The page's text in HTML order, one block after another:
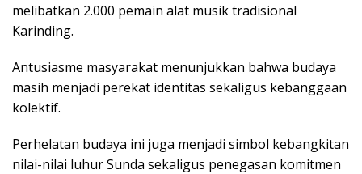
melibatkan 2.000 pemain alat musik tradisional
Karinding.
Antusiasme masyarakat menunjukkan bahwa budaya
masih menjadi perekat identitas sekaligus kebanggaan
kolektif.
Perhelatan budaya ini juga menjadi simbol kebangkitan
nilai-nilai luhur Sunda sekaligus penegasan komitmen